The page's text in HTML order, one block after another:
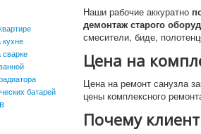
батарей
Наши рабочие аккуратно
демонтаж старого
смесители, биде,
Цена на
Цена на ремонт санузла
цены комплексного
Почему